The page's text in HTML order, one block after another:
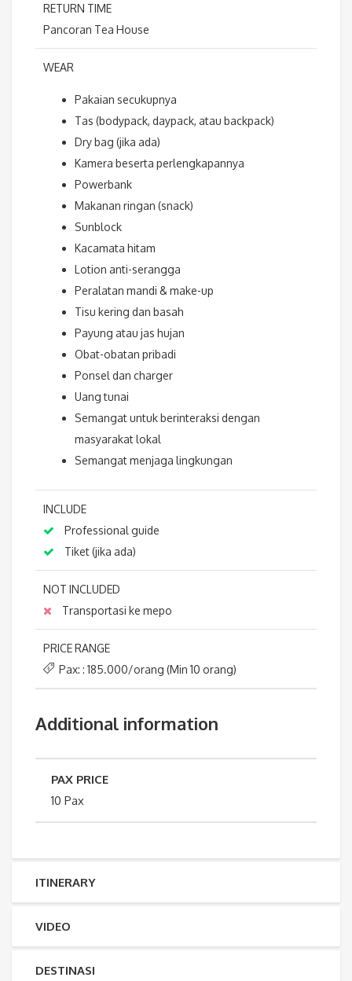
RETURN TIME
Pancoran Tea House
WEAR
Pakaian secukupnya
Tas (bodypack, daypack, atau backpack)
Dry bag (jika ada)
Kamera beserta perlengkapannya
Powerbank
Makanan ringan (snack)
Sunblock
Kacamata hitam
Lotion anti-serangga
Peralatan mandi & make-up
Tisu kering dan basah
Payung atau jas hujan
Obat-obatan pribadi
Ponsel dan charger
Uang tunai
Semangat untuk berinteraksi dengan
masyarakat lokal
Semangat menjaga lingkungan
INCLUDE
Professional guide
Tiket (jika ada)
NOT INCLUDED
Transportasi ke mepo
PRICE RANGE
Pax: : 185.000/orang (Min 10 orang)
Additional information
PAX PRICE
10 Pax
ITINERARY
VIDEO
DESTINASI